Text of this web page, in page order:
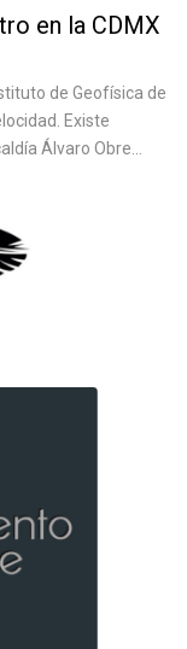
en la CDMX
de Geofísica de
Existe
Álvaro Obre...